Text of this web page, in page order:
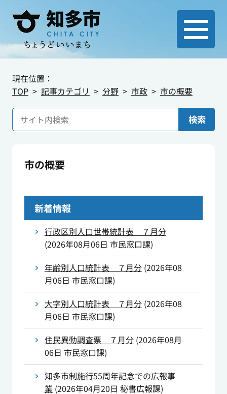
現在位置：
TOP
記事カテゴリ 分野 市政 市の概要
検索
市の概要
新着情報
行政区別人口世帯統計表 ７月分
(2026年08月06日 市民窓口課)
年齢別人口統計表 ７月分(2026年08
月06日 市民窓口課)
大字別人口統計表 ７月分(2026年08
月06日 市民窓口課)
住民異動調査票 ７月分(2026年08月
06日 市民窓口課)
知多市制施行55周年記念での広報事
業 (2026年04月20日 秘書広報課)